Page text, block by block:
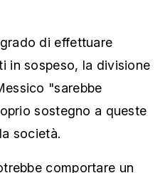
di effettuare
in sospeso, la divisione
"sarebbe
sostegno a queste
società.
comportare un